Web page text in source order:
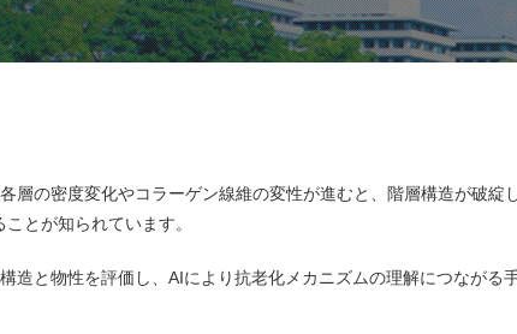
層の密度変化やコラーゲン線維の変性が進むと、階層構造が破綻
とが知られています。
造と物性を評価し、AIにより抗老化メカニズムの理解につながる